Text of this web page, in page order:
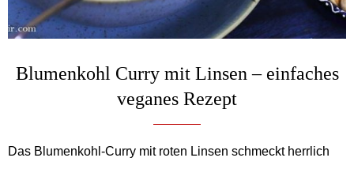
Blumenkohl Curry mit Linsen – einfaches
veganes Rezept
Das Blumenkohl-Curry mit roten Linsen schmeckt herrlich